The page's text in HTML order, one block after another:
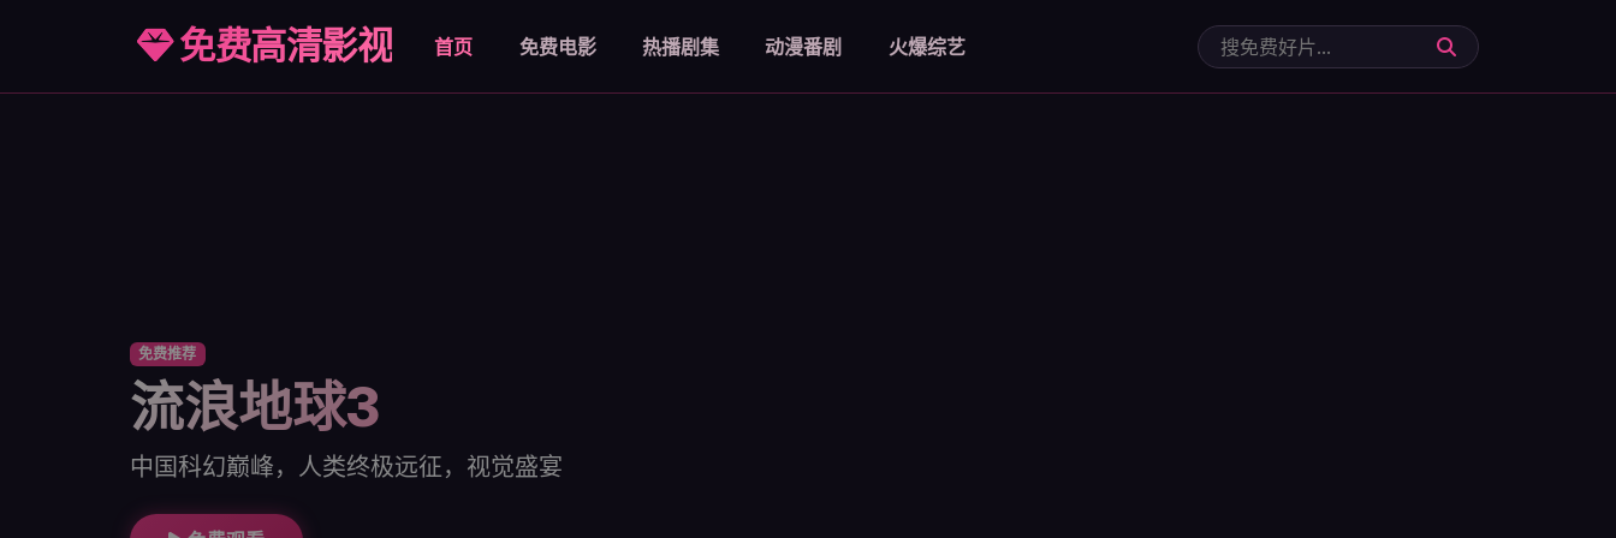
免费高清影视 首页 免费电影 热播剧集 动漫番剧 火爆综艺
免费推荐
流浪地球3
中国科幻巅峰，人类终极远征，视觉盛宴